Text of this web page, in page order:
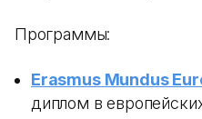
Программы:
Erasmus Mundus
диплом в